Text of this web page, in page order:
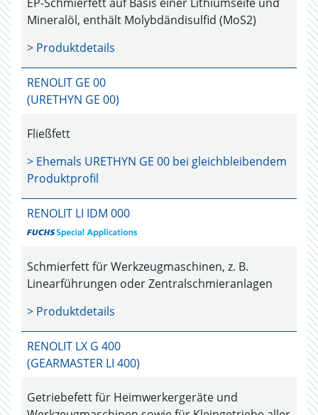
Mineralöl, enthält Molybdändisulfid (MoS2)
> Produktdetails
RENOLIT GE 00
(URETHYN GE 00)
Fließfett
> Ehemals URETHYN GE 00 bei gleichbleibendem
Produktprofil
RENOLIT LI IDM 000
Schmierfett für Werkzeugmaschinen, z. B.
Linearführungen oder Zentralschmieranlagen
> Produktdetails
RENOLIT LX G 400
(GEARMASTER LI 400)
Getriebefett für Heimwerkergeräte und